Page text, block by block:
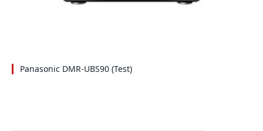
Panasonic DMR-UBS90 (Test)